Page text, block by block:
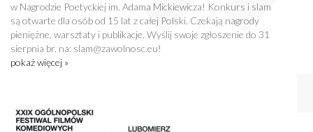
w Nagrodzie Poetyckiej im. Adama Mickiewicza! Konkurs i slam
są otwarte dla osób od 15 lat z całej Polski. Czekają nagrody
pieniężne, warsztaty i publikacje. Wyślij swoje zgłoszenie do 31
sierpnia br. na: slam@zawolnosc.eu!
pokaż więcej »